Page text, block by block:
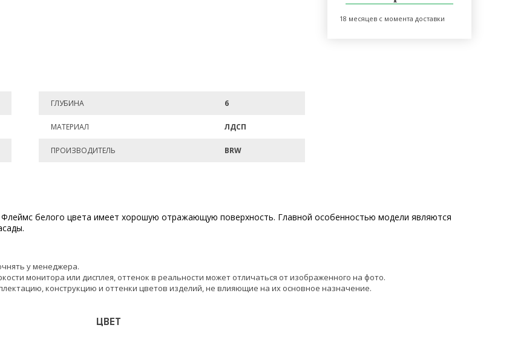
18 месяцев с момента доставки
ГЛУБИНА 6
МАТЕРИАЛ ЛДСП
ПРОИЗВОДИТЕЛЬ BRW
белого цвета имеет хорошую отражающую поверхность. Главной особенностью модели являются
у менеджера.
монитора или дисплея, оттенок в реальности может отличаться от изображенного на фото.
конструкцию и оттенки цветов изделий, не влияющие на их основное назначение.
ЦВЕТ